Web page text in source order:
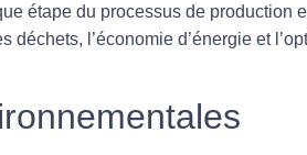
étape du processus de production
l’économie d’énergie et